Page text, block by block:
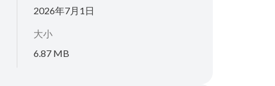
2026年7月1日
大小
6.87 MB